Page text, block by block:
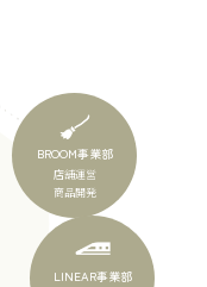
BROOM事業部
店舗運営
商品開発
LINEAR事業部